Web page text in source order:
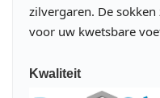
zilvergaren. De
voor uw kwetsbare
Kwaliteit